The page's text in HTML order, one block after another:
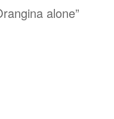
alone”